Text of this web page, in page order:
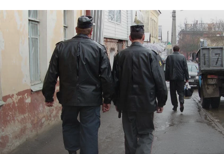
Культура
Недвижимость и ЖКХ
Образование
Общество
Погода
Праздники
Происшествия
Спорт
Экономика и бизнес